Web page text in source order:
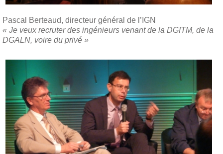
Pascal Berteaud, directeur général de l’IGN
« Je veux recruter des ingénieurs venant de la DGITM, de la
DGALN, voire du privé »